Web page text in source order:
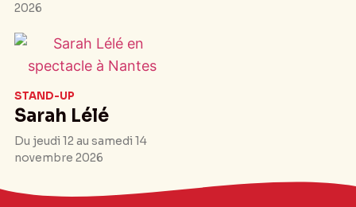
2026
STAND-UP
Sarah Lélé
Du jeudi 12 au samedi 14
novembre 2026